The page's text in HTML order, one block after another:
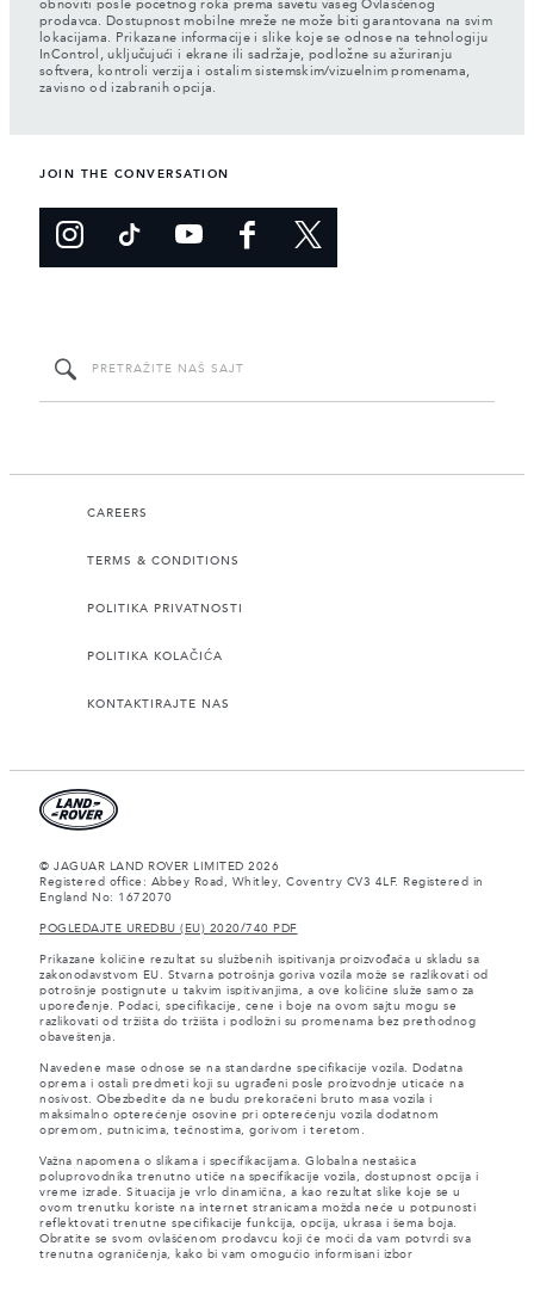
obnoviti posle početnog roka prema savetu vašeg Ovlašćenog
prodavca. Dostupnost mobilne mreže ne može biti garantovana na svim
lokacijama. Prikazane informacije i slike koje se odnose na tehnologiju
InControl, uključujući i ekrane ili sadržaje, podložne su ažuriranju
softvera, kontroli verzija i ostalim sistemskim/vizuelnim promenama,
zavisno od izabranih opcija.
JOIN THE CONVERSATION
CAREERS
TERMS & CONDITIONS
POLITIKA PRIVATNOSTI
POLITIKA KOLAČIĆA
KONTAKTIRAJTE NAS
© JAGUAR LAND ROVER LIMITED 2026
Registered office: Abbey Road, Whitley, Coventry CV3 4LF. Registered in
England No: 1672070
POGLEDAJTE UREDBU (EU) 2020/740 PDF
Prikazane količine rezultat su službenih ispitivanja proizvođača u skladu sa
zakonodavstvom EU. Stvarna potrošnja goriva vozila može se razlikovati od
potrošnje postignute u takvim ispitivanjima, a ove količine služe samo za
upoređenje. Podaci, specifikacije, cene i boje na ovom sajtu mogu se
razlikovati od tržišta do tržišta i podložni su promenama bez prethodnog
obaveštenja.
Navedene mase odnose se na standardne specifikacije vozila. Dodatna
oprema i ostali predmeti koji su ugrađeni posle proizvodnje uticaće na
nosivost. Obezbedite da ne budu prekoračeni bruto masa vozila i
maksimalno opterećenje osovine pri opterećenju vozila dodatnom
opremom, putnicima, tečnostima, gorivom i teretom.
Važna napomena o slikama i specifikacijama. Globalna nestašica
poluprovodnika trenutno utiče na specifikacije vozila, dostupnost opcija i
vreme izrade. Situacija je vrlo dinamična, a kao rezultat slike koje se u
ovom trenutku koriste na internet stranicama možda neće u potpunosti
reflektovati trenutne specifikacije funkcija, opcija, ukrasa i šema boja.
Obratite se svom ovlašćenom prodavcu koji će moći da vam potvrdi sva
trenutna ograničenja, kako bi vam omogućio informisani izbor